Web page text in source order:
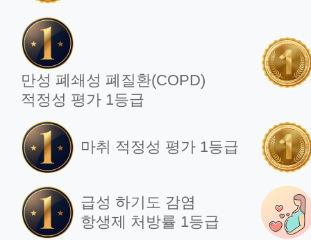
만성 폐쇄성 폐질환(COPD)
적정성 평가 1등급
마취 적정성 평가 1등급
급성 하기도 감염
항생제 처방률 1등급